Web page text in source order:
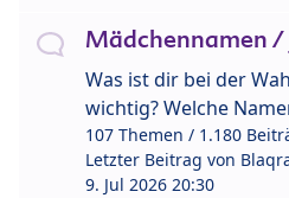
Mädchennamen /
Was ist dir bei der
wichtig? Welche
107 Themen / 1.180
Letzter Beitrag von
9. Jul 2026 20:30